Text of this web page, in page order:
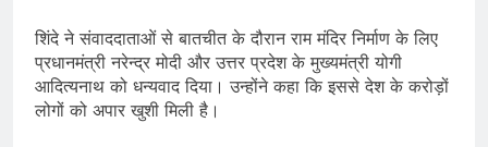
शिंदे ने संवाददाताओं से बातचीत के दौरान राम मंदिर निर्माण के लिए
प्रधानमंत्री नरेन्द्र मोदी और उत्तर प्रदेश के मुख्यमंत्री योगी
आदित्यनाथ को धन्यवाद दिया। उन्होंने कहा कि इससे देश के करोड़ों
लोगों को अपार खुशी मिली है।